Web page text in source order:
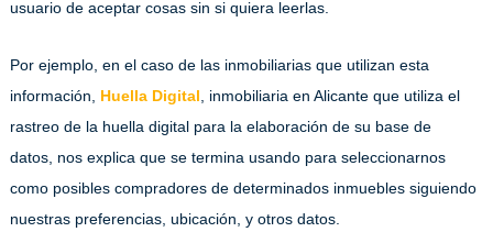
usuario de aceptar cosas sin si quiera leerlas.
Por ejemplo, en el caso de las inmobiliarias que utilizan esta
información, Huella Digital , inmobiliaria en Alicante que utiliza el
rastreo de la huella digital para la elaboración de su base de
datos, nos explica que se termina usando para seleccionarnos
como posibles compradores de determinados inmuebles siguiendo
nuestras preferencias, ubicación, y otros datos.